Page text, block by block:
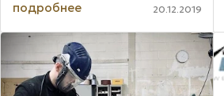
разработчик самой точной
перемоточной машины. Со
временем конструкция данного
агрегата была изменена с ...
подробнее 20.12.2019